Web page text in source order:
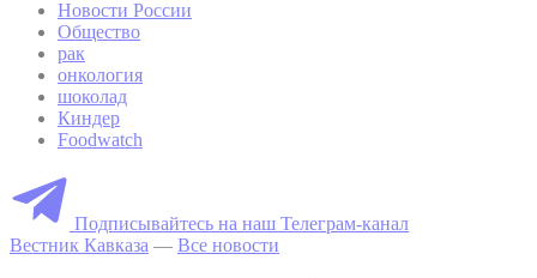
Новости России
Общество
рак
онкология
шоколад
Киндер
Foodwatch
Подписывайтесь на наш Телеграм-канал
Вестник Кавказа — Все новости